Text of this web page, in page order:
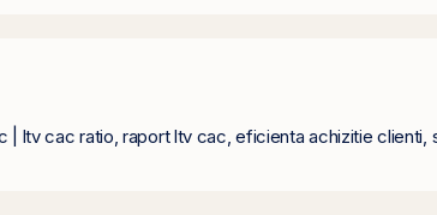
| ltv cac ratio, raport ltv cac, eficienta achizitie clienti,